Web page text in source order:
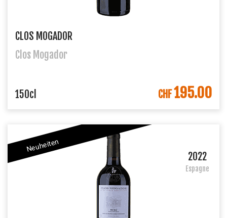
CLOS MOGADOR
Clos Mogador
DANS LE PANIER
150cl CHF195.00
Neuheiten
2022
Espagne